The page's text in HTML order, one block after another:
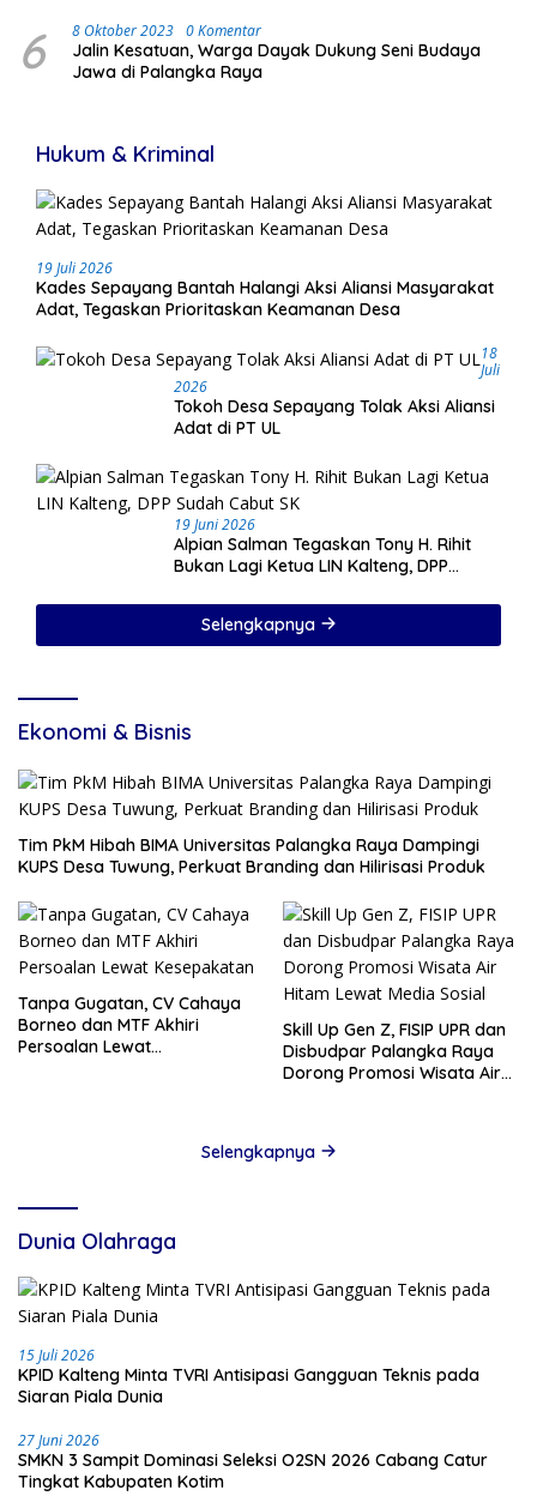
6 8 Oktober 2023 0 Komentar
Jalin Kesatuan, Warga Dayak Dukung Seni Budaya
Jawa di Palangka Raya
Hukum & Kriminal
19 Juli 2026
Kades Sepayang Bantah Halangi Aksi Aliansi Masyarakat
Adat, Tegaskan Prioritaskan Keamanan Desa
18
Juli
2026
Tokoh Desa Sepayang Tolak Aksi Aliansi
Adat di PT UL
19 Juni 2026
Alpian Salman Tegaskan Tony H. Rihit
Bukan Lagi Ketua LIN Kalteng, DPP
Selengkapnya
Ekonomi & Bisnis
Tim PkM Hibah BIMA Universitas Palangka Raya Dampingi
KUPS Desa Tuwung, Perkuat Branding dan Hilirisasi Produk
Tanpa Gugatan, CV Cahaya
Borneo dan MTF Akhiri
Persoalan Lewat
Skill Up Gen Z, FISIP UPR dan
Disbudpar Palangka Raya
Dorong Promosi Wisata Air
Selengkapnya
Dunia Olahraga
15 Juli 2026
KPID Kalteng Minta TVRI Antisipasi Gangguan Teknis pada
Siaran Piala Dunia
27 Juni 2026
SMKN 3 Sampit Dominasi Seleksi O2SN 2026 Cabang Catur
Tingkat Kabupaten Kotim